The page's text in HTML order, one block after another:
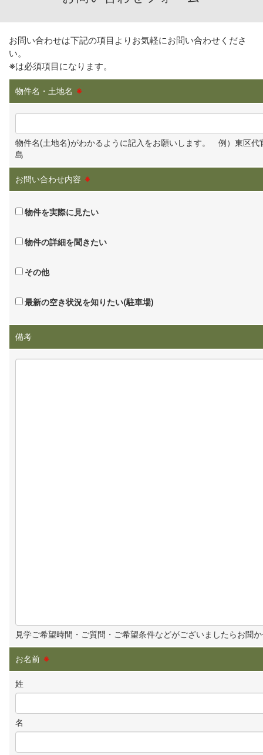
お問い合わせは下記の項目よりお気軽にお問い合わせくださ
い。
※は必須項目になります。
物件名・土地名 ※
物件名(土地名)がわかるように記入をお願いします。 例）東区代
島
お問い合わせ内容 ※
物件を実際に見たい
物件の詳細を聞きたい
その他
最新の空き状況を知りたい(駐車場)
備考
見学ご希望時間・ご質問・ご希望条件などがございましたらお聞
お名前 ※
姓
名